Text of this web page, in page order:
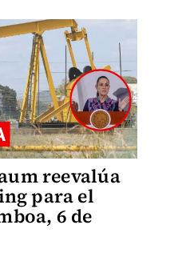
reevalúa
para el
6 de